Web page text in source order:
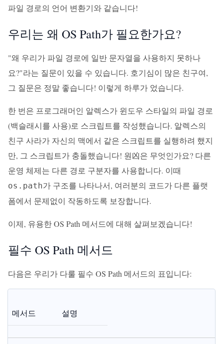
파일 경로의 언어 변환기와 같습니다!
우리는 왜 OS Path가 필요한가요?
"왜 우리가 파일 경로에 일반 문자열을 사용하지 못하나
요?"라는 질문이 있을 수 있습니다. 호기심이 많은 친구여,
그 질문은 정말 좋습니다! 이렇게 하루가 었습니다.
한 번은 프로그래머인 알렉스가 윈도우 스타일의 파일 경로
(백슬래시를 사용)로 스크립트를 작성했습니다. 알렉스의
친구 사라가 자신의 맥에서 같은 스크립트를 실행하려 했지
만, 그 스크립트가 충돌했습니다! 원凶은 무엇인가요? 다른
운영 체제는 다른 경로 구분자를 사용합니다. 이때
os.path가 구조를 나타나서, 여러분의 코드가 다른 플랫
폼에서 문제없이 작동하도록 보장합니다.
이제, 유용한 OS Path 메서드에 대해 살펴보겠습니다!
필수 OS Path 메서드
다음은 우리가 다룰 필수 OS Path 메서드의 표입니다:
메서드 설명